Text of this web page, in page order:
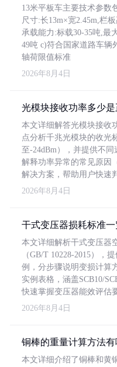
13米平板车主要技术参数
尺寸:长13m×宽2.45m,栏
承载能力:标载30-35吨,最
49吨 c)符合国家道路车辆
轴荷限值标准
2026年8月4日
光模块接收功率多少是
本文详细解答光模块接收
点分析千兆光模块的收光
至-24dBm），并提供不
解释功率异常的常见原因
解决方案，帮助用户快速
2026年8月4日
干式变压器损耗标准
本文详细解析干式变压器
（GB/T 10228-2015），
例，分步骤说明变损计算
实例表格，涵盖SCB10/
快速掌握变压器能效评估
2026年8月4日
铜棒的重量计算方法
本文详细介绍了铜棒和黄